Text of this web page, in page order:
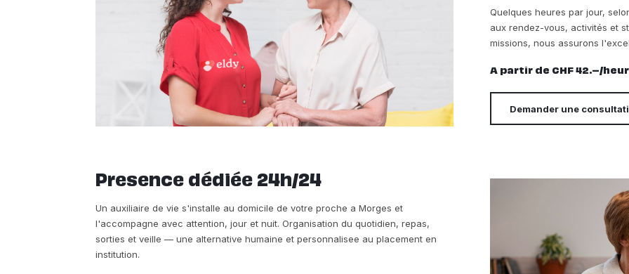
Quelques heures par jour,
aux rendez-vous, activités et
missions, nous assurons
A partir de CHF 42.–/
Demander une
Presence dédiée 24h/24
Un auxiliaire de vie s'installe au domicile de votre proche a Morges et
l'accompagne avec attention, jour et nuit. Organisation du quotidien, repas,
sorties et veille — une alternative humaine et personnalisee au placement en
institution.